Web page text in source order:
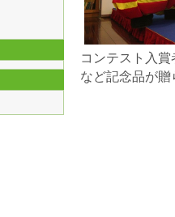
コンテスト入
など記念品が